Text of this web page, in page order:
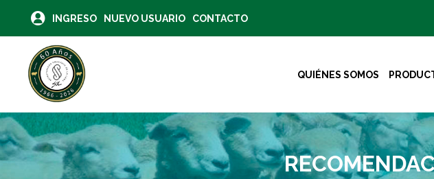
INGRESO NUEVO USUARIO CONTACTO
QUIÉNES SOMOS